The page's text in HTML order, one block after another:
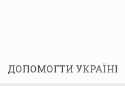
ДОПОМОГТИ УКРАЇНІ